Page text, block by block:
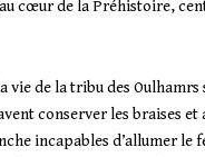
cœur de la Préhistoire,
vie de la tribu des Oulhamrs
conserver les braises et
incapables d’allumer le